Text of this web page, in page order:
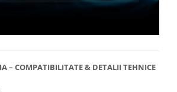
– COMPATIBILITATE & DETALII TEHNICE